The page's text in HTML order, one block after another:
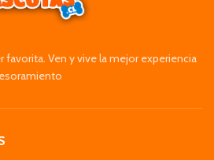
Ven y vive la mejor experiencia